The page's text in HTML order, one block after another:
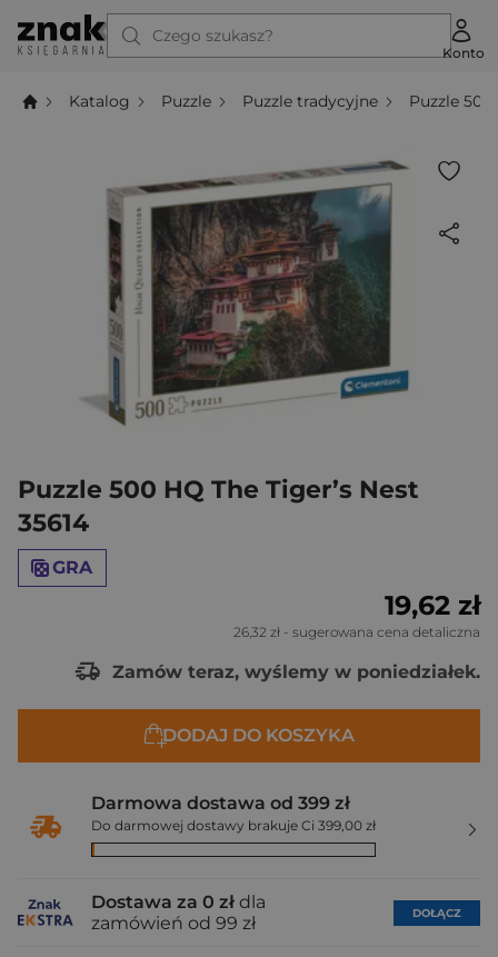
Czego szukasz?
Konto
Katalog Puzzle Puzzle tradycyjne Puzzle
Puzzle 500 HQ The Tiger’s Nest
35614
GRA
19,62 zł
26,32 zł - sugerowana cena detaliczna
Zamów teraz, wyślemy w poniedziałek.
DODAJ DO KOSZYKA
Darmowa dostawa od 399 zł
Do darmowej dostawy brakuje Ci 399,00 zł
Dostawa za 0 zł dla
zamówień od 99 zł
DOŁĄCZ